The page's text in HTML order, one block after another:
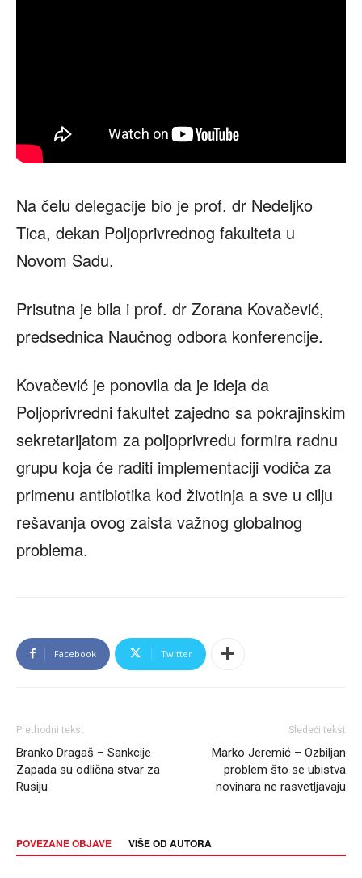
Na čelu delegacije bio je prof. dr Nedeljko
Tica, dekan Poljoprivrednog fakulteta u
Novom Sadu.
Prisutna je bila i prof. dr Zorana Kovačević,
predsednica Naučnog odbora konferencije.
Kovačević je ponovila da je ideja da
Poljoprivredni fakultet zajedno sa pokrajinskim
sekretarijatom za poljoprivredu formira radnu
grupu koja će raditi implementaciji vodiča za
primenu antibiotika kod životinja a sve u cilju
rešavanja ovog zaista važnog globalnog
problema.
Facebook Twitter
Prethodni tekst
Branko Dragaš – Sankcije
Zapada su odlična stvar za
Rusiju
Sledeći tekst
Marko Jeremić – Ozbiljan
problem što se ubistva
novinara ne rasvetljavaju
POVEZANE OBJAVE VIŠE OD AUTORA